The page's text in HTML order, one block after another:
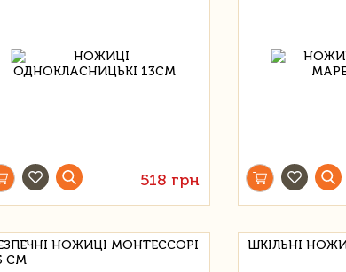
518 грн
НОЖИЦІ МОНТЕССОРІ
СМ
ШКІЛЬНІ